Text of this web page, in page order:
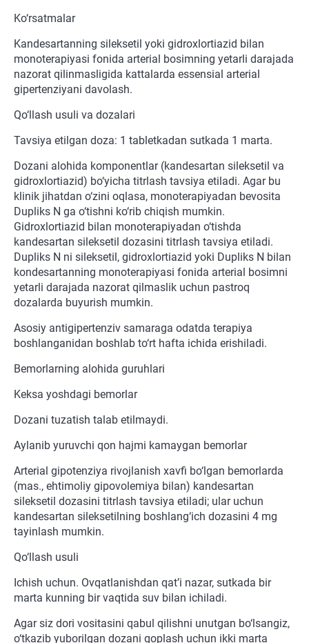
Ko‘rsatmalar
Kandesartanning sileksetil yoki gidroxlortiazid bilan
monoterapiyasi fonida arterial bosimning yetarli darajada
nazorat qilinmasligida kattalarda essensial arterial
gipertenziyani davolash.
Qo‘llash usuli va dozalari
Tavsiya etilgan doza: 1 tabletkadan sutkada 1 marta.
Dozani alohida komponentlar (kandesartan sileksetil va
gidroxlortiazid) bo‘yicha titrlash tavsiya etiladi. Agar bu
klinik jihatdan o‘zini oqlasa, monoterapiyadan bevosita
Dupliks N ga o‘tishni ko‘rib chiqish mumkin.
Gidroxlortiazid bilan monoterapiyadan o‘tishda
kandesartan sileksetil dozasini titrlash tavsiya etiladi.
Dupliks N ni sileksetil, gidroxlortiazid yoki Dupliks N bilan
kondesartanning monoterapiyasi fonida arterial bosimni
yetarli darajada nazorat qilmaslik uchun pastroq
dozalarda buyurish mumkin.
Asosiy antigipertenziv samaraga odatda terapiya
boshlanganidan boshlab to‘rt hafta ichida erishiladi.
Bemorlarning alohida guruhlari
Keksa yoshdagi bemorlar
Dozani tuzatish talab etilmaydi.
Aylanib yuruvchi qon hajmi kamaygan bemorlar
Arterial gipotenziya rivojlanish xavfi bo‘lgan bemorlarda
(mas., ehtimoliy gipovolemiya bilan) kandesartan
sileksetil dozasini titrlash tavsiya etiladi; ular uchun
kandesartan sileksetilning boshlang‘ich dozasini 4 mg
tayinlash mumkin.
Qo‘llash usuli
Ichish uchun. Ovqatlanishdan qat’i nazar, sutkada bir
marta kunning bir vaqtida suv bilan ichiladi.
Agar siz dori vositasini qabul qilishni unutgan bo‘lsangiz,
o‘tkazib yuborilgan dozani qoplash uchun ikki marta